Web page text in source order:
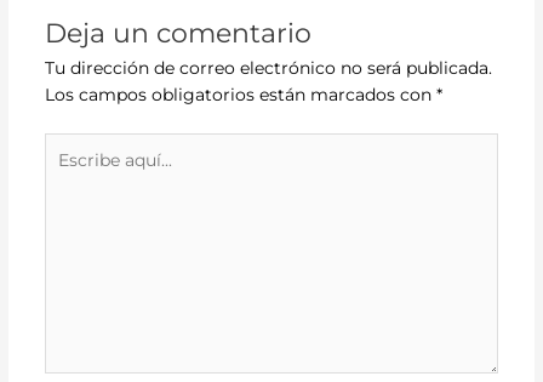
Deja un comentario
Tu dirección de correo electrónico no será publicada.
Los campos obligatorios están marcados con *
aquí...